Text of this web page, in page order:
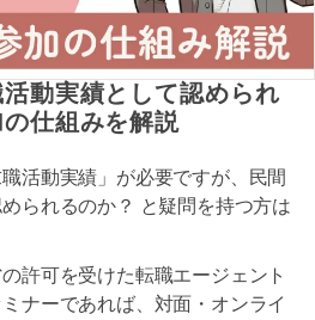
動実績として認められ
仕組みを解説
活動実績」が必要ですが、民間
られるのか？ と疑問を持つ方は
許可を受けた転職エージェント
ナーであれば、対面・オンライ